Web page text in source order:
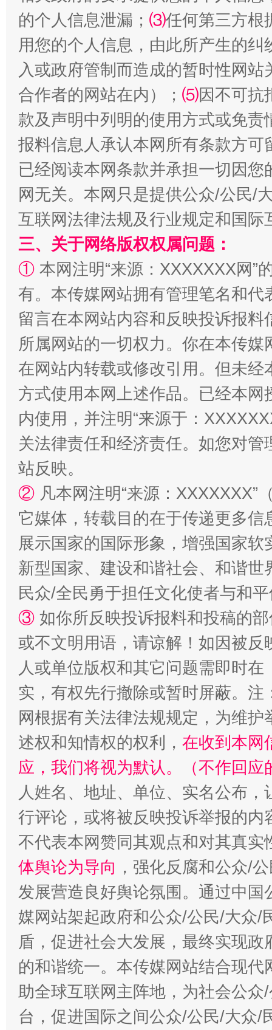
揭批美国五大"原罪" "炒
解纷+调解+退费，一次搞定
站台名比不上好声名
漫山遍野的桃花与雪山、麦地、白藏房 除
的个人信息泄漏； ⑶任何第三方根
用您的个人信息，由此所产生的纠
入或政府管制而造成的暂时性网
合作者的网站在内）； ⑸因不可抗
款及声明中列明的使用方式或免责
报料信息人承认本网所有条款方
已经阅读本网条款并承担一切因
网无关。本网只是提供公众/公民/
互联网法律法规及行业规定和国
三、关于网络版权权属问题：
① 本网注明“来源：XXXXXXX网”
有。本传媒网站拥有管理笔名和
留言在本网站内容和反映投诉报
所属网站的一切权力。你在本传
在网站内转载或修改引用。但未
方式使用本网上述作品。已经本
内使用，并注明“来源于：
关法律责任和经济责任。如您对
站反映。
② 凡本网注明“来源：
它媒体，转载目的在于传递更多
展示国家的国际形象，增强国家
新型国家、建设和谐社会、和谐
民众/全民勇于担任文化使者与和
③ 如你所反映投诉报料和投稿的
或不文明用语，请谅解！如因被
人或单位版权和其它问题需即时在
实，有权先行撤除或暂时屏蔽。
网根据有关法律法规规定，为维
述权和知情权的权利， 在收到本网
应，我们将视为默认。（不作回应
人姓名、地址、单位、实名公布
行评论，或将被反映投诉举报的
不代表本网赞同其观点和对其真实
体舆论为导向 ，强化反腐和公众/
发展营造良好舆论氛围。通过中
媒网站架起政府和公众/公民/大众/
盾，促进社会大发展，最终实现
的和谐统一。本传媒网站结合现
助全球互联网主阵地，为社会公
台，促进国际之间公众/公民/大众/